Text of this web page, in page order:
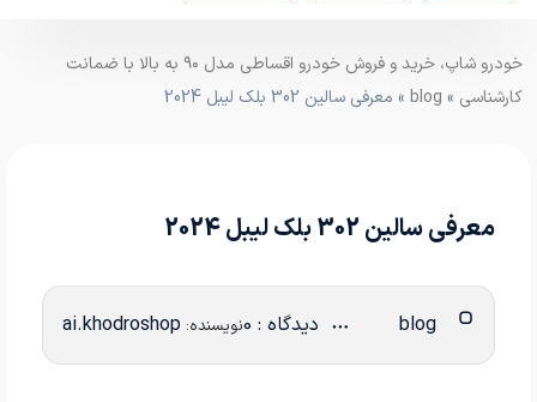
خودرو شاپ، خرید و فروش خودرو اقساطی مدل ۹۰ به بالا با ضمانت
کارشناسی »
blog » معرفی سالین 302 بلک لیبل 2024
معرفی سالین 302 بلک لیبل 2024
دیدگاه : 0 نویسنده:ai.khodroshop